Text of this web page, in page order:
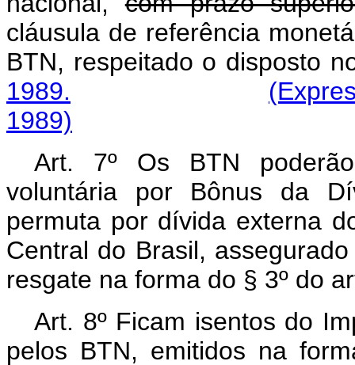
cláusula de referência
BTN, respeitado o disposto
1989.
1989)
Art. 7º Os BTN
voluntária por Bônus da
permuta por dívida externa
Central do Brasil,
resgate na forma do § 3º do
Art. 8º Ficam isentos do
pelos BTN, emitidos na